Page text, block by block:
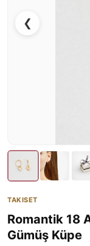
❮
TAKISET
Romantik 18
Gümüş Küpe